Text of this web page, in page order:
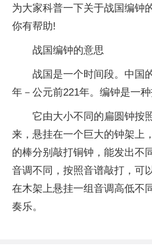
为大家科普一下关于战国编钟
你有帮助!
战国编钟的意思
战国是一个时间段。中国
年－公元前221年。编钟是一
它由大小不同的扁圆钟按
来，悬挂在一个巨大的钟架上
的棒分别敲打铜钟，能发出不
音调不同，按照音谱敲打，可
在木架上悬挂一组音调高低不
奏乐。